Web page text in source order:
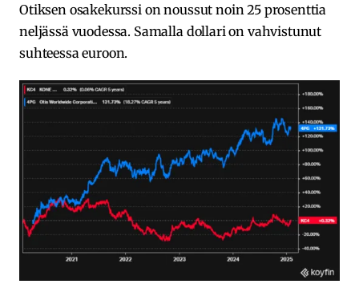
Otiksen osakekurssi on noussut noin 25 prosenttia
neljässä vuodessa. Samalla dollari on vahvistunut
suhteessa euroon.